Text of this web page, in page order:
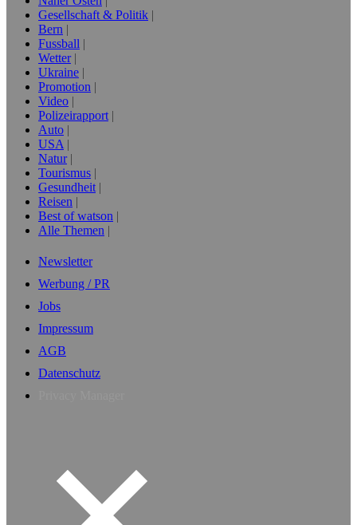
Gesellschaft & Politik
Bern
Fussball
Wetter
Ukraine
Promotion
Video
Polizeirapport
Auto
USA
Natur
Tourismus
Gesundheit
Reisen
Best of watson
Alle Themen
Newsletter
Werbung / PR
Jobs
Impressum
AGB
Datenschutz